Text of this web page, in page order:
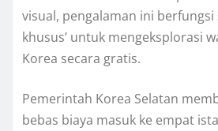
visual, pengalaman ini berfungsi
khusus’ untuk mengeksplorasi
Korea secara gratis.
Pemerintah Korea Selatan
bebas biaya masuk ke empat